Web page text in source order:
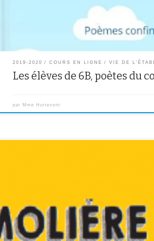
2019-2020 COURS EN LIGNE VIE DE
Les élèves de 6B, poètes du
par Mme Hurtevent
Le journal du collège ne s’arrête pas pendant le
articles, des jeux, des témoignages, des recettes… de
maison ! Tout le monde peut participer, vous pouvez
adresse mail : moliereactu@gmail.com et vous serez